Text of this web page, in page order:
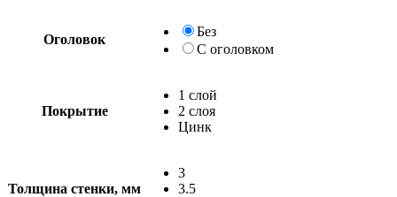
Оголовок
Без
С оголовком
Покрытие
1 слой
2 слоя
Цинк
Толщина стенки, мм
3
3.5